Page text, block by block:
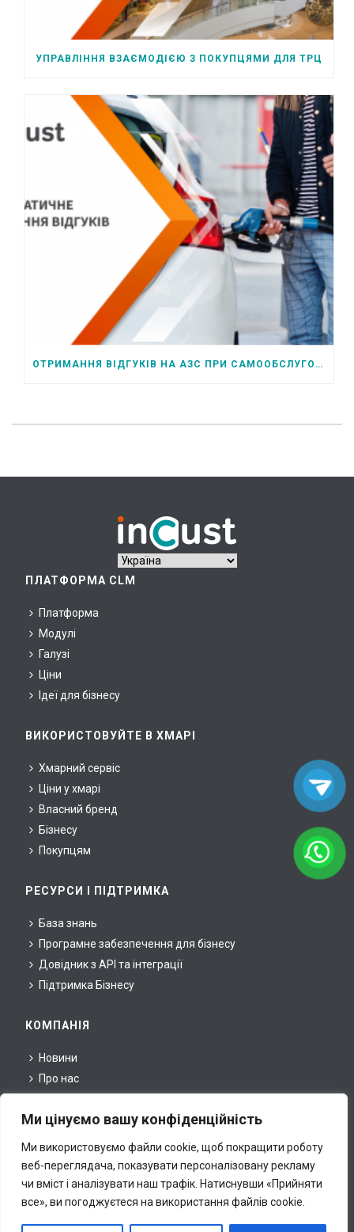
Ми цінуємо вашу конфіденційність
Ми використовуємо файли cookie, щоб покращити роботу
веб-переглядача, показувати персоналізовану рекламу
чи вміст і аналізувати наш трафік. Натиснувши «Прийняти
все», ви погоджуєтеся на використання файлів cookie.
УПРАВЛІННЯ ВЗАЄМОДІЄЮ З ПОКУПЦЯМИ ДЛЯ ТРЦ
ОТРИМАННЯ ВІДГУКІВ НА АЗС ПРИ САМООБСЛУГОВУВАННІ
ПЛАТФОРМА CLM
Платформа
Модулі
Галузі
Ціни
Ідеї для бізнесу
ВИКОРИСТОВУЙТЕ В ХМАРІ
Хмарний сервіс
Ціни у хмарі
Власний бренд
Бізнесу
Покупцям
РЕСУРСИ І ПІДТРИМКА
База знань
Програмне забезпечення для бізнесу
Довідник з API та інтеграції
Підтримка Бізнесу
КОМПАНІЯ
Новини
Про нас
Для преси
Правова інформація
Контакти
Всі права належать inCust Ltd., © 2020. This site is
Terms of Service
apply.